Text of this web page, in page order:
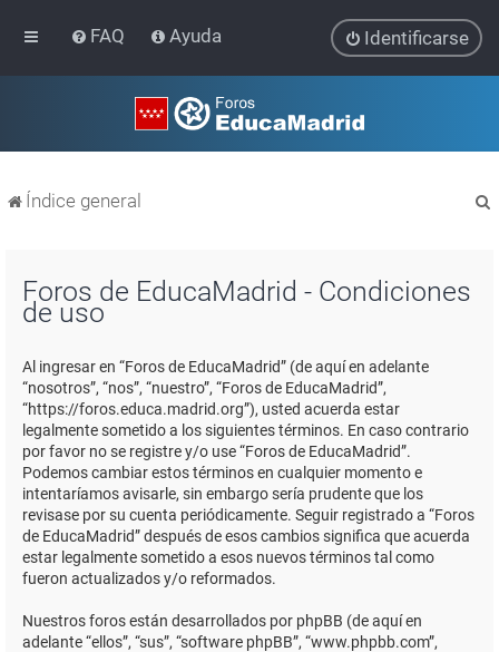
FAQ Ayuda Identificarse
Índice general
Foros de EducaMadrid - Condiciones
de uso
Al ingresar en “Foros de EducaMadrid” (de aquí en adelante
“nosotros”, “nos”, “nuestro”, “Foros de EducaMadrid”,
“https://foros.educa.madrid.org”), usted acuerda estar
legalmente sometido a los siguientes términos. En caso contrario
por favor no se registre y/o use “Foros de EducaMadrid”.
Podemos cambiar estos términos en cualquier momento e
intentaríamos avisarle, sin embargo sería prudente que los
revisase por su cuenta periódicamente. Seguir registrado a “Foros
de EducaMadrid” después de esos cambios significa que acuerda
estar legalmente sometido a esos nuevos términos tal como
fueron actualizados y/o reformados.
Nuestros foros están desarrollados por phpBB (de aquí en
adelante “ellos”, “sus”, “software phpBB”, “www.phpbb.com”,